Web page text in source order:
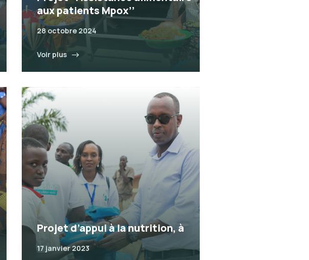
aux patients Mpox’’
28 octobre 2024
Voir plus
Projet d’appui à la nutrition, à
17 janvier 2023